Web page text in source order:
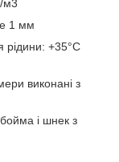
м3
1 мм
рідини: +35°С
виконані з
і шнек з